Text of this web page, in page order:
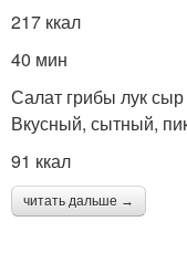
217 ккал
40 мин
Салат грибы лук сыр
Вкусный, сытный,
91 ккал
читать дальше →